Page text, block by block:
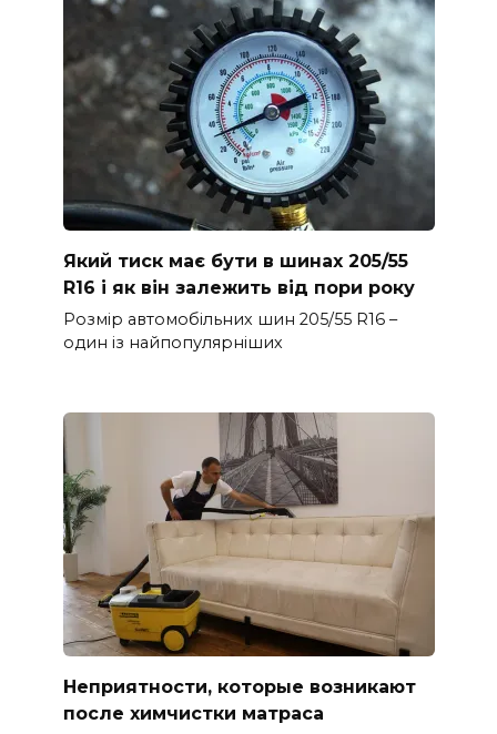
Який тиск має бути в шинах 205/55
R16 і як він залежить від пори року
Розмір автомобільних шин 205/55 R16 –
один із найпопулярніших
Неприятности, которые возникают
после химчистки матраса